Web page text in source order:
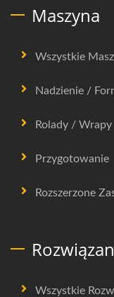
Maszyna
Wszystkie
Nadzienie /
Rolady / Wrapy
Przygotowanie
Rozszerzone
Wszystkie